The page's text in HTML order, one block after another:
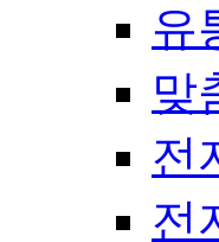
유
맞
전
전